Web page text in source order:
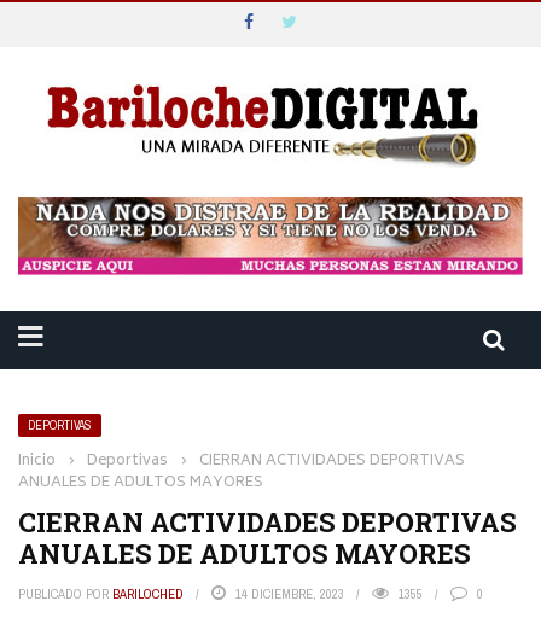
DEPORTIVAS
Inicio › Deportivas › CIERRAN ACTIVIDADES DEPORTIVAS
ANUALES DE ADULTOS MAYORES
CIERRAN ACTIVIDADES DEPORTIVAS
ANUALES DE ADULTOS MAYORES
PUBLICADO POR BARILOCHED 14 DICIEMBRE, 2023 1355 0